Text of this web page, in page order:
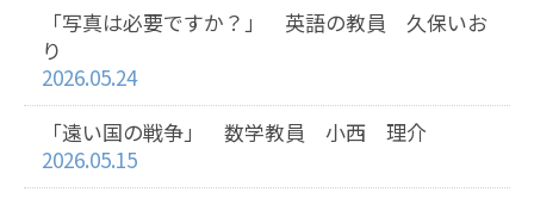
「写真は必要ですか？」 英語の教員 久保いお
り
2026.05.24
「遠い国の戦争」 数学教員 小西 理介
2026.05.15